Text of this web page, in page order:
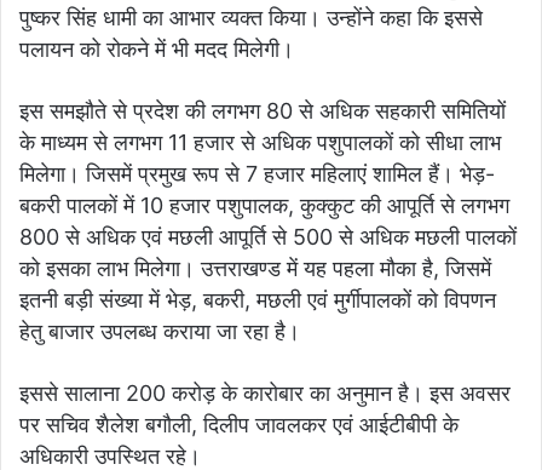
पुष्कर सिंह धामी का आभार व्यक्त किया। उन्होंने कहा कि इससे
पलायन को रोकने में भी मदद मिलेगी।
इस समझौते से प्रदेश की लगभग 80 से अधिक सहकारी समितियों
के माध्यम से लगभग 11 हजार से अधिक पशुपालकों को सीधा लाभ
मिलेगा। जिसमें प्रमुख रूप से 7 हजार महिलाएं शामिल हैं। भेड़-
बकरी पालकों में 10 हजार पशुपालक, कुक्कुट की आपूर्ति से लगभग
800 से अधिक एवं मछली आपूर्ति से 500 से अधिक मछली पालकों
को इसका लाभ मिलेगा। उत्तराखण्ड में यह पहला मौका है, जिसमें
इतनी बड़ी संख्या में भेड़, बकरी, मछली एवं मुर्गीपालकों को विपणन
हेतु बाजार उपलब्ध कराया जा रहा है।
इससे सालाना 200 करोड़ के कारोबार का अनुमान है। इस अवसर
पर सचिव शैलेश बगौली, दिलीप जावलकर एवं आईटीबीपी के
अधिकारी उपस्थित रहे।